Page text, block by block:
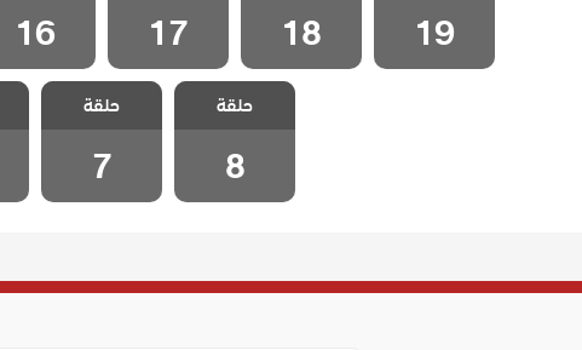
19
18
17
16
مسلسل شارع
السلام الحلقة 8
حلقة
8
مسلسل شارع
السلام الحلقة 7
حلقة
7